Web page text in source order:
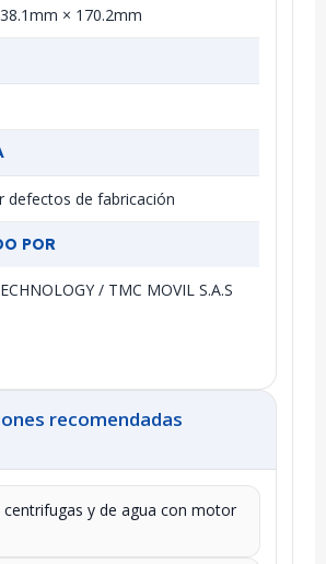
× 170.2mm
defectos de fabricación
POR
/ TMC MOVIL S.A.S
recomendadas
centrifugas y de agua con motor